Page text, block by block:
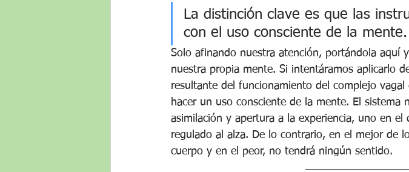
La distinción clave es que las
con el uso consciente de la mente.
Solo afinando nuestra atención, portándola aquí
nuestra propia mente. Si intentáramos aplicarlo
resultante del funcionamiento del complejo
hacer un uso consciente de la mente. El sistema
asimilación y apertura a la experiencia, uno en
regulado al alza. De lo contrario, en el mejor de
cuerpo y en el peor, no tendrá ningún sentido.